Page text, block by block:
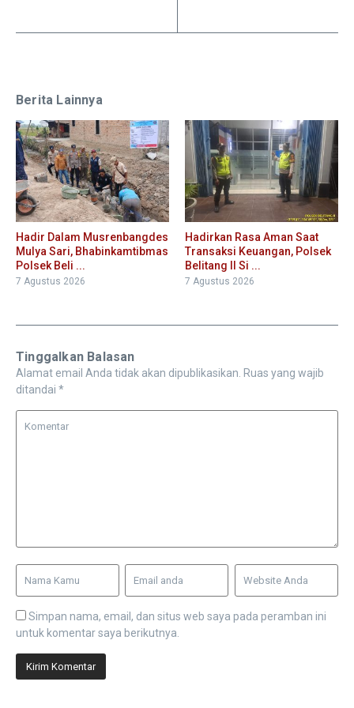
Berita Lainnya
Hadir Dalam Musrenbangdes
Mulya Sari, Bhabinkamtibmas
Polsek Beli ...
7 Agustus 2026
Hadirkan Rasa Aman Saat
Transaksi Keuangan, Polsek
Belitang II Si ...
7 Agustus 2026
Tinggalkan Balasan
Alamat email Anda tidak akan dipublikasikan. Ruas yang wajib
ditandai *
Simpan nama, email, dan situs web saya pada peramban ini
untuk komentar saya berikutnya.